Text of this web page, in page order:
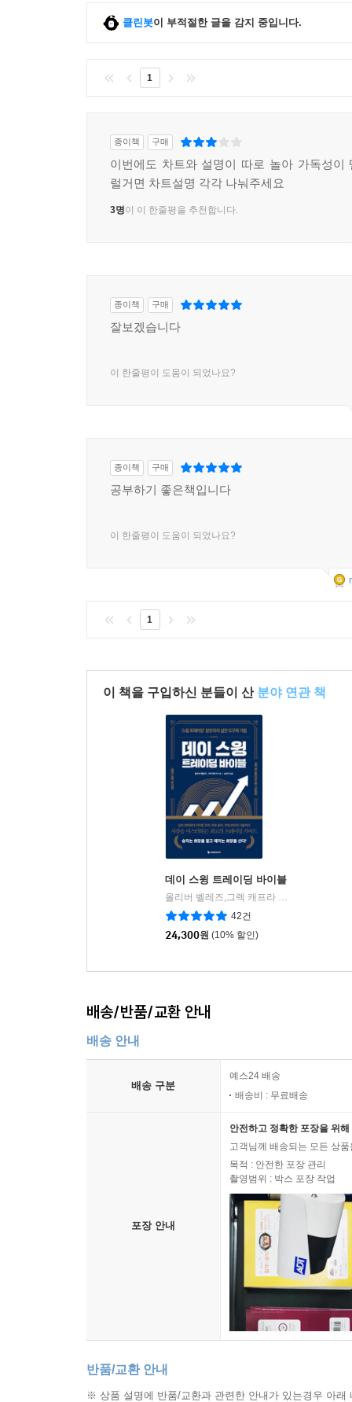
클린봇이 부적절한 글을 감지 중입니다.
1
종이책 구매
이번에도 차트와 설명이 따로 놀아 가독성이
럴거면 차트설명 각각 나눠주세요
3명이 이 한줄평을 추천합니다.
종이책 구매
잘보겠습니다
이 한줄평이 도움이 되었나요?
종이책 구매
공부하기 좋은책입니다
이 한줄평이 도움이 되었나요?
1
이 책을 구입하신 분들이 산 분야 연관 책
데이 스윙 트레이딩 바이블
올리버 벨레즈,그렉 캐프라 저/송미리 역
42건
24,300원 (10% 할인)
배송/반품/교환 안내
배송 안내
배송 구분
예스24 배송
배송비 : 무료배송
포장 안내
안전하고 정확한 포장을 위
고객님께 배송되는 모든 상
목적 : 안전한 포장 관리
촬영범위 : 박스 포장 작업
반품/교환 안내
※ 상품 설명에 반품/교환과 관련한 안내가 있는경우 아